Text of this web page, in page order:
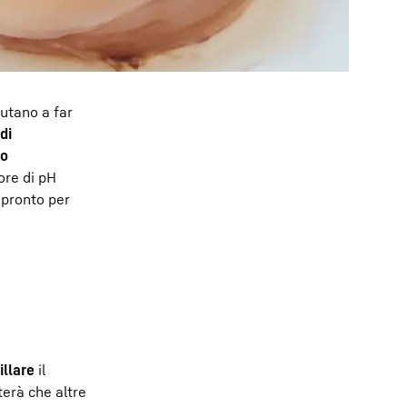
a far
di pH
per
il
che altre